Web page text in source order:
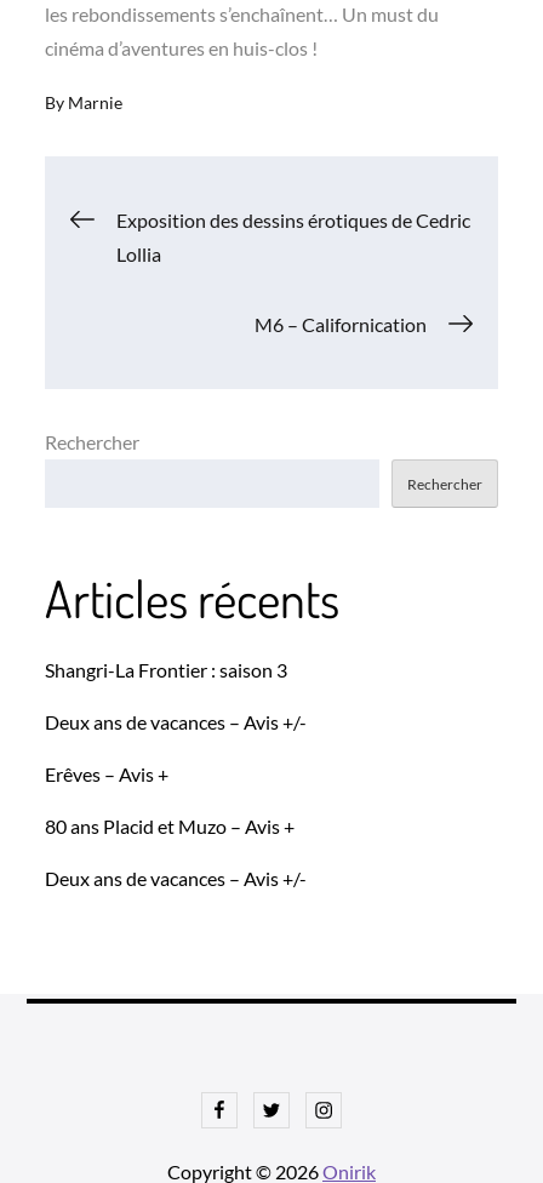
les rebondissements s’enchaînent… Un must du
cinéma d’aventures en huis-clos !
By Marnie
Navigation
Exposition des dessins érotiques de Cedric
Lollia
M6 – Californication
Rechercher
Rechercher
Articles récents
Shangri-La Frontier : saison 3
Deux ans de vacances – Avis +/-
Erêves – Avis +
80 ans Placid et Muzo – Avis +
Deux ans de vacances – Avis +/-
FacebookTwitterInstagram
Copyright © 2026Onirik